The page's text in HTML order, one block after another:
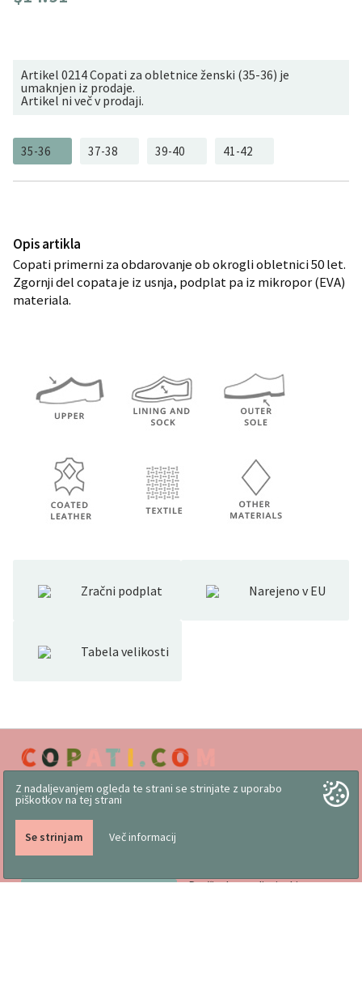
Artikel 0214 Copati za obletnice ženski (35-36) je
umaknjen iz prodaje.
Artikel ni več v prodaji.
35-36 37-38 39-40 41-42
Opis artikla
Copati primerni za obdarovanje ob okrogli obletnici 50 let.
Zgornji del copata je iz usnja, podplat pa iz mikropor (EVA)
materiala.
Zračni podplat Narejeno v EU
Tabela velikosti
Z nadaljevanjem ogleda te strani se strinjate z uporabo
piškotkov na tej strani
Se strinjam Več informacij
Delo slovenskih rok
Družinsko podjetje, kjer